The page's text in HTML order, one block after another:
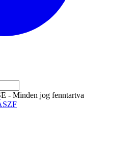
- Minden jog fenntartva